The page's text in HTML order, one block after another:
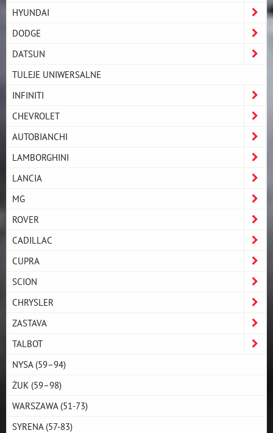
HYUNDAI
DODGE
DATSUN
TULEJE UNIWERSALNE
INFINITI
CHEVROLET
AUTOBIANCHI
LAMBORGHINI
LANCIA
MG
ROVER
CADILLAC
CUPRA
SCION
CHRYSLER
ZASTAVA
TALBOT
NYSA (59–94)
ŻUK (59–98)
WARSZAWA (51-73)
SYRENA (57-83)